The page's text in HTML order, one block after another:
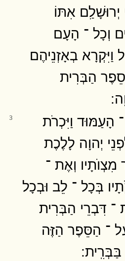
יְרוּשָׁלִַם אִתּוֹ
וְכָל ־ הָעָם
וַיִּקְרָא בְאָזְנֵיהֶם
הַבְּרִית
׃
3
הָעַמּוּד וַיִּכְרֹת
יְהוָה לָלֶכֶת
וְאֶת ־
בְּכָל ־ לֵב וּבְכָל
דִּבְרֵי הַבְּרִית
־ הַסֵּפֶר הַזֶּה
׃